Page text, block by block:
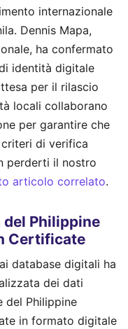
internazionale
Dennis Mapa,
ha confermato
identità digitale
per il rilascio
locali collaborano
per garantire che
di verifica
perderti il nostro
articolo correlato.
Philippine
Certificate
database digitali ha
dei dati
del Philippine
in formato digitale